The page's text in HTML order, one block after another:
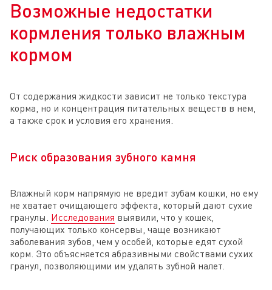
Возможные недостатки
кормления только влажным
кормом
От содержания жидкости зависит не только текстура
корма, но и концентрация питательных веществ в нем,
а также срок и условия его хранения.
Риск образования зубного камня
Влажный корм напрямую не вредит зубам кошки, но ему
не хватает очищающего эффекта, который дают сухие
гранулы. Исследования выявили, что у кошек,
получающих только консервы, чаще возникают
заболевания зубов, чем у особей, которые едят сухой
корм. Это объясняется абразивными свойствами сухих
гранул, позволяющими им удалять зубной налет.